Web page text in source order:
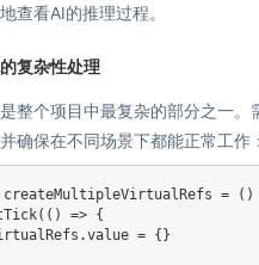
查看AI的推理过程。
复杂性处理
整个项目中最复杂的部分之一。
确保在不同场景下都能正常工作：
createMultipleVirtualRefs = ( )
( ( ) => {
.value = {}